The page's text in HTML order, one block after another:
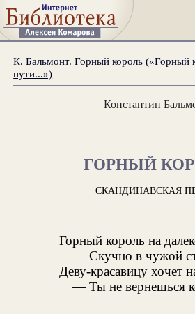
К. Бальмонт.Горный король («Горный
пути...»)
Константин
ГОРНЫЙ
СКАНДИНАВСКАЯ
Горный король на
— Скучно в чужой
Деву-красавицу хочет
— Ты не вернешься